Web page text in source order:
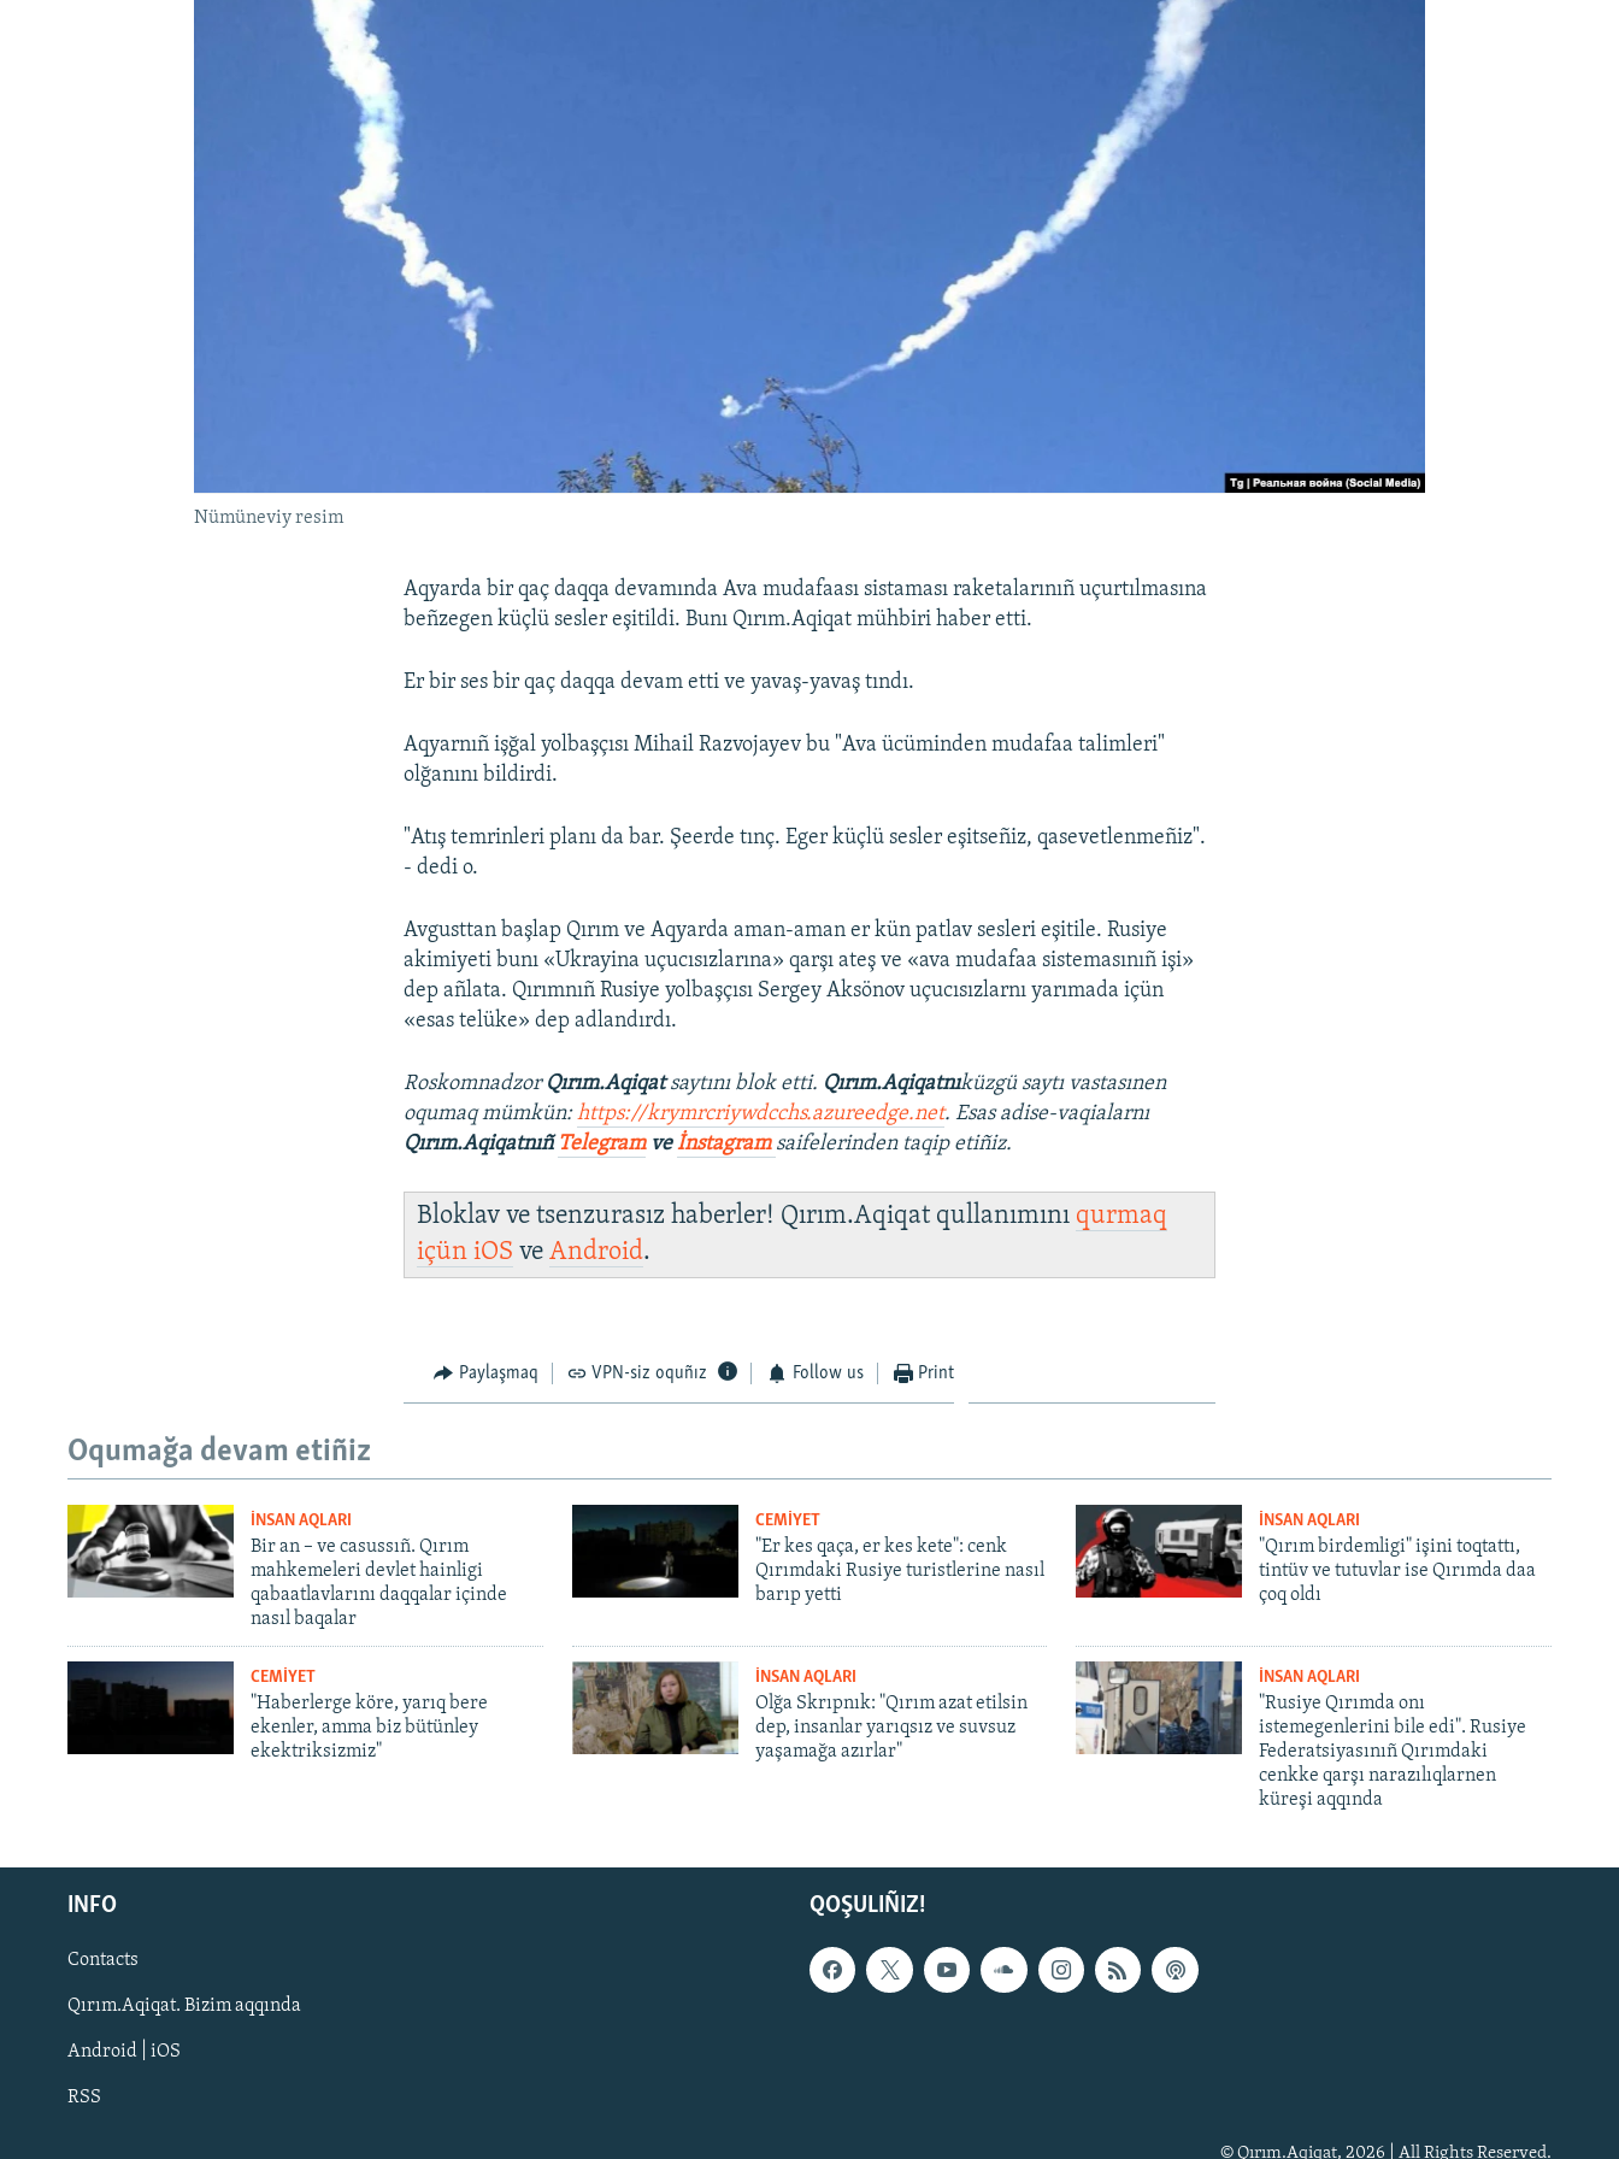
Русский
Українською
QOŞULIÑIZ!
Nümüneviy resim
Aqyarda bir qaç daqqa devamında Ava mudafaası sistaması raketalarınıñ uçurtılmasına
beñzegen küçlü sesler eşitildi. Bunı Qırım.Aqiqat mühbiri haber etti.
Er bir ses bir qaç daqqa devam etti ve yavaş-yavaş tındı.
Aqyarnıñ işğal yolbaşçısı Mihail Razvojayev bu "Ava ücüminden mudafaa talimleri"
olğanını bildirdi.
"Atış temrinleri planı da bar. Şeerde tınç. Eger küçlü sesler eşitseñiz, qasevetlenmeñiz".
- dedi o.
Avgusttan başlap Qırım ve Aqyarda aman-aman er kün patlav sesleri eşitile. Rusiye
akimiyeti bunı «Ukrayina uçucısızlarına» qarşı ateş ve «ava mudafaa sistemasınıñ işi»
dep añlata. Qırımnıñ Rusiye yolbaşçısı Sergey Aksönov uçucısızlarnı yarımada içün
«esas telüke» dep adlandırdı.
Roskomnadzor Qırım.Aqiqatsaytını blok etti. Qırım.Aqiqatnıküzgü saytı vastasınen
oqumaq mümkün:https://krymrcriywdcchs.azureedge.net. Esas adise-vaqialarnı
Qırım.AqiqatnıñTelegramveİnstagram saifelerinden taqip etiñiz.
Bloklav ve tsenzurasız haberler! Qırım.Aqiqat qullanımını qurmaq
içüniOS veAndroid.
Paylaşmaq VPN-siz oquñız Follow us Print
Oqumağa devam etiñiz
İNSAN AQLARI
Bir an – ve casussıñ. Qırım
mahkemeleri devlet hainligi
qabaatlavlarını daqqalar içinde
nasıl baqalar
CEMİYET
"Er kes qaça, er kes kete": cenk
Qırımdaki Rusiye turistlerine nasıl
barıp yetti
İNSAN AQLARI
"Qırım birdemligi" işini toqtattı,
tintüv ve tutuvlar ise Qırımda daa
çoq oldı
CEMİYET
"Haberlerge köre, yarıq bere
ekenler, amma biz bütünley
ekektriksizmiz"
İNSAN AQLARI
Olğa Skrıpnık: "Qırım azat etilsin
dep, insanlar yarıqsız ve suvsuz
yaşamağa azırlar"
İNSAN AQLARI
"Rusiye Qırımda onı
istemegenlerini bile edi". Rusiye
Federatsiyasınıñ Qırımdaki
cenkke qarşı narazılıqlarnen
küreşi aqqında
QOŞULIÑIZ!
INFO
Contacts
Qırım.Aqiqat. Bizim aqqında
Android | iOS
RSS
© Qırım.Aqiqat, 2026 | All Rights Reserved.